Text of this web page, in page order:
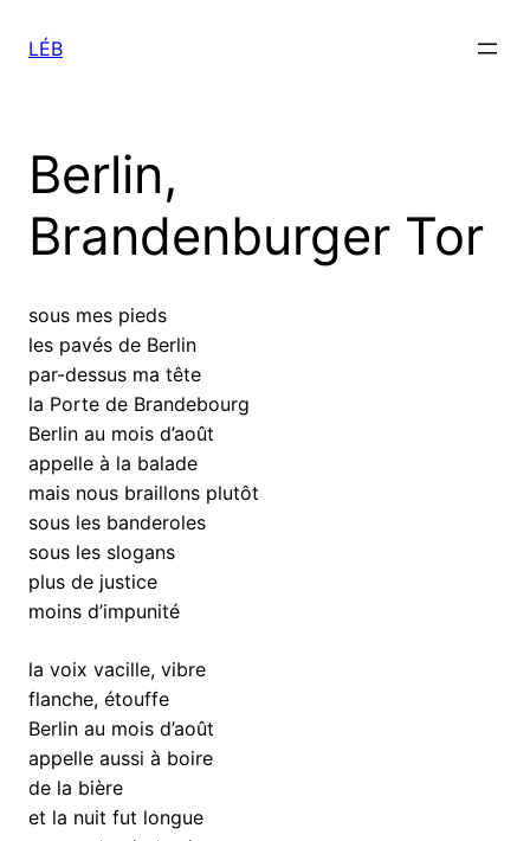
LÉB
Berlin,
Brandenburger Tor
sous mes pieds
les pavés de Berlin
par-dessus ma tête
la Porte de Brandebourg
Berlin au mois d’août
appelle à la balade
mais nous braillons plutôt
sous les banderoles
sous les slogans
plus de justice
moins d’impunité
la voix vacille, vibre
flanche, étouffe
Berlin au mois d’août
appelle aussi à boire
de la bière
et la nuit fut longue